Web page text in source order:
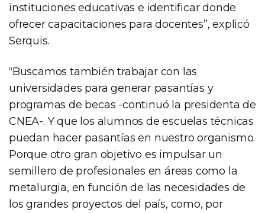
instituciones educativas e identificar donde
ofrecer capacitaciones para docentes”, explicó
Serquis.
“Buscamos también trabajar con las
universidades para generar pasantías y
programas de becas -continuó la presidenta de
CNEA-. Y que los alumnos de escuelas técnicas
puedan hacer pasantías en nuestro organismo.
Porque otro gran objetivo es impulsar un
semillero de profesionales en áreas como la
metalurgia, en función de las necesidades de
los grandes proyectos del país, como, por